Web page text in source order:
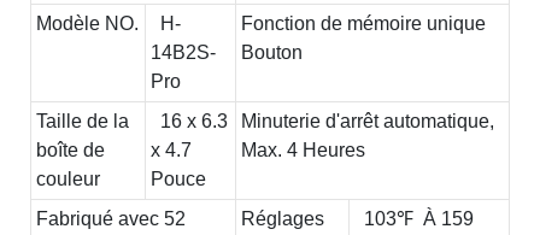
Modèle NO.
H-
14B2S-
Pro
Fonction de mémoire unique
Bouton
Taille de la
boîte de
couleur
16 x 6.3
x 4.7
Pouce
Minuterie d'arrêt automatique,
Max. 4 Heures
Fabriqué avec 52
Réglages
103℉ À 159